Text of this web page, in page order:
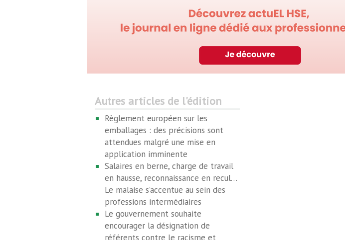
Autres articles de l'édition
Règlement européen sur les
emballages : des précisions sont
attendues malgré une mise en
application imminente
Salaires en berne, charge de travail
en hausse, reconnaissance en recul…
Le malaise s’accentue au sein des
professions intermédiaires
Le gouvernement souhaite
encourager la désignation de
référents contre le racisme et